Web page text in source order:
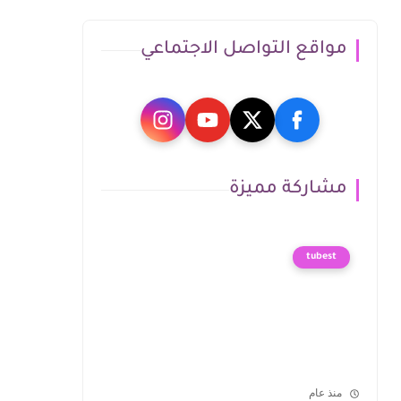
مواقع التواصل الاجتماعي
مشاركة مميزة
tubest
منذ عام